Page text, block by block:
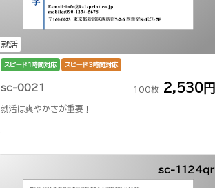
就活
スピード1時間対応 スピード3時間対応
sc-0021 100枚 2,530円
就活は爽やかさが重要！
sc-1124qr